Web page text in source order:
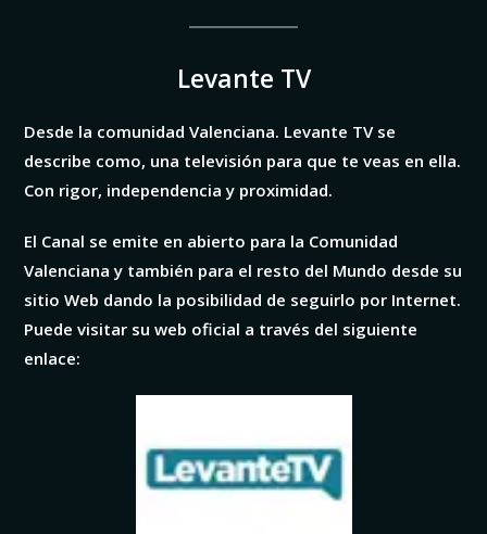
Levante TV
Desde la comunidad Valenciana. Levante TV se
describe como, una televisión para que te veas en ella.
Con rigor, independencia y proximidad.
El Canal se emite en abierto para la Comunidad
Valenciana y también para el resto del Mundo desde su
sitio Web dando la posibilidad de seguirlo por Internet.
Puede visitar su web oficial a través del siguiente
enlace: